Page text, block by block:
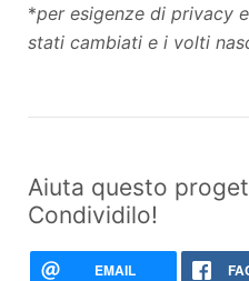
*per esigenze di privacy
stati cambiati e i volti
Aiuta questo
Condividilo!
EMAIL